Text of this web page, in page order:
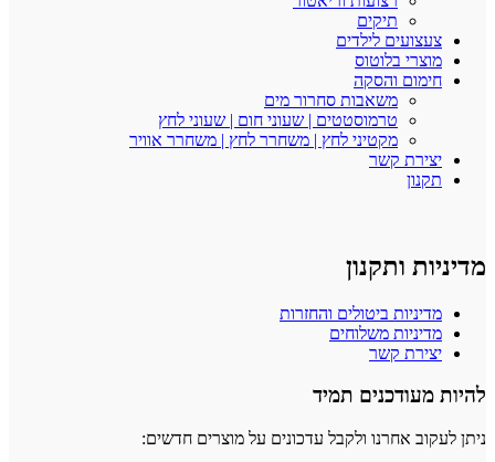
תיקים
צעצועים לילדים
מוצרי בלוטוס
חימום והסקה
משאבות סחרור מים
טרמוסטטים | שעוני חום | שעוני לחץ
מקטיני לחץ | משחרר לחץ | משחרר אוויר
יצירת קשר
תקנון
מדיניות ותקנון
מדיניות ביטולים והחזרות
מדיניות משלוחים
יצירת קשר
להיות מעודכנים תמיד
ניתן לעקוב אחרנו ולקבל עדכונים על מוצרים חדשים: